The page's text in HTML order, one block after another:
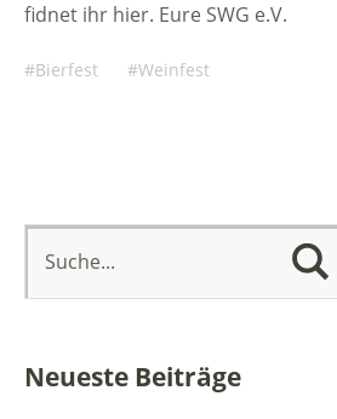
fidnet ihr hier. Eure SWG e.V.
Bierfest Weinfest
Neueste Beiträge